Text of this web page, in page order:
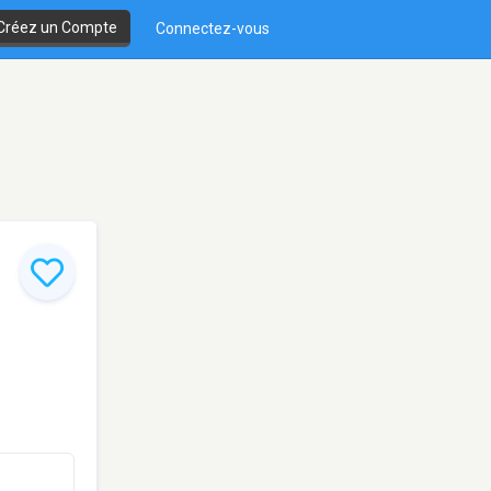
un Compte Connectez-vous